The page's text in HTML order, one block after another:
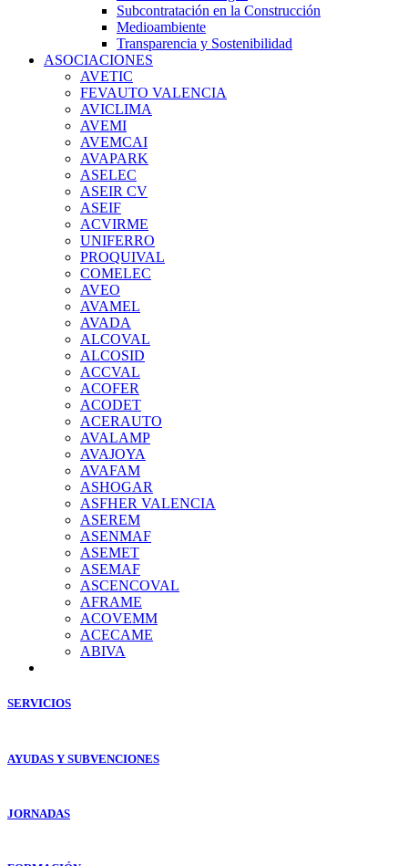
Subcontratación en la Construcción
Medioambiente
Transparencia y Sostenibilidad
ASOCIACIONES
AVETIC
FEVAUTO VALENCIA
AVICLIMA
AVEMI
AVEMCAI
AVAPARK
ASELEC
ASEIR CV
ASEIF
ACVIRME
UNIFERRO
PROQUIVAL
COMELEC
AVEO
AVAMEL
AVADA
ALCOVAL
ALCOSID
ACCVAL
ACOFER
ACODET
ACERAUTO
AVALAMP
AVAJOYA
AVAFAM
ASHOGAR
ASFHER VALENCIA
ASEREM
ASENMAF
ASEMET
ASEMAF
ASCENCOVAL
AFRAME
ACOVEMM
ACECAME
ABIVA
SERVICIOS
AYUDAS Y SUBVENCIONES
JORNADAS